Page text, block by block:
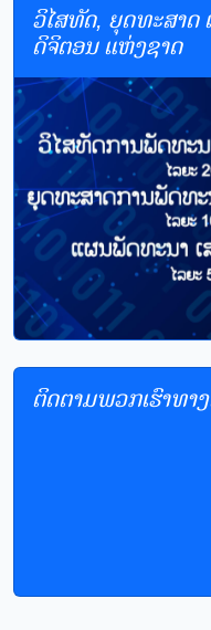
ວິໄສທັດ, ຍຸດທະສາ
ດິຈິຕອນ ແຫ່ງຊາດ
ຕິດຕາມພວກເຮົາທາ